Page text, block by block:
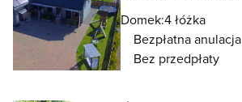
Domek:4 łóżka
Bezpłatna anulacja
Bez przedpłaty